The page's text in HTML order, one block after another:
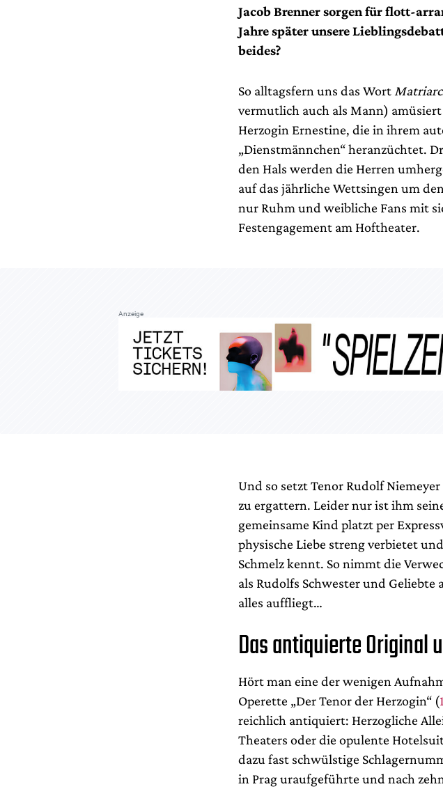
Jacob Brenner sorgen für flott-
Jahre später unsere
beides?
So alltagsfern uns das Wort
vermutlich auch als Mann)
Herzogin Ernestine, die in ihrem
„Dienstmännchen“ heranzüchtet.
den Hals werden die Herren
auf das jährliche Wettsingen um
nur Ruhm und weibliche Fans mit
Festengagement am Hoftheater.
Anzeige
Und so setzt Tenor Rudolf
zu ergattern. Leider nur ist ihm
gemeinsame Kind platzt per
physische Liebe streng verbietet
Schmelz kennt. So nimmt die
als Rudolfs Schwester und
alles auffliegt…
Das antiquierte Original
Hört man eine der wenigen
Operette „Der Tenor der Herzogin“ (
reichlich antiquiert: Herzogliche
Theaters oder die opulente
dazu fast schwülstige
in Prag uraufgeführte und nach